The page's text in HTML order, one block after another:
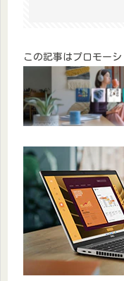
この記事はプロモーシ